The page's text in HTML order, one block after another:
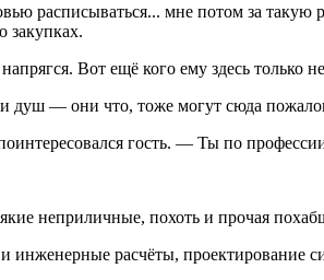
расписываться... мне потом за такую
закупках.
Вот ещё кого ему здесь только
душ — они что, тоже могут сюда
гость. — Ты по
неприличные, похоть и прочая
расчёты, проектирование